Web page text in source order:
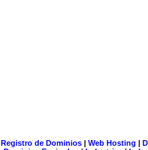
Registro de Dominios| Web Hosting |